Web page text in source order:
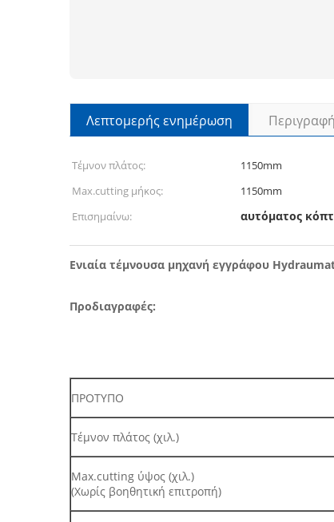
Λεπτομερής ενημέρωση
Τέμνον πλάτος: 1150mm
Max.cutting μήκος:
1150mm
Επισημαίνω:
αυτόματος
Ενιαία τέμνουσα μηχανή εγγράφου
Προδιαγραφές:
ΠΡΟΤΥΠΟ
Τέμνον πλάτος (χιλ.)
Max.cutting ύψος (χιλ.)
(Χωρίς βοηθητική επιτροπή)